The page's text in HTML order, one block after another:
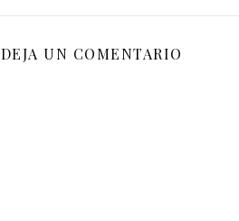
DEJA UN COMENTARIO